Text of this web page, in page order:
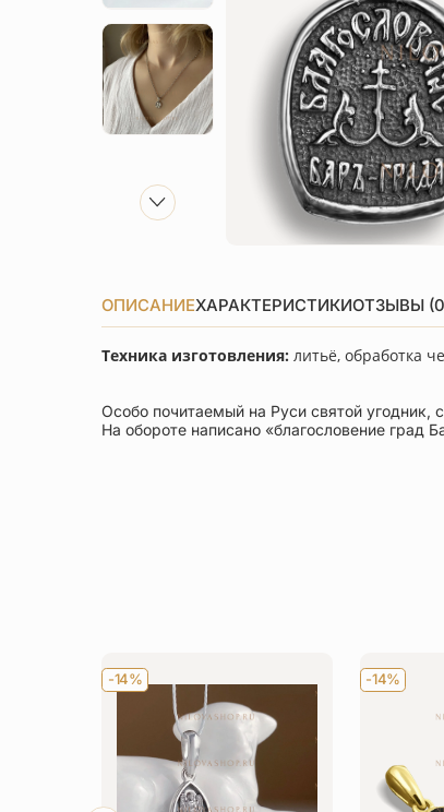
ОПИСАНИЕХАРАКТЕРИСТИКИОТЗЫВЫ
Техника изготовления: литьё, обработка
Особо почитаемый на Руси святой
На обороте написано «благословение град
-14% -14%